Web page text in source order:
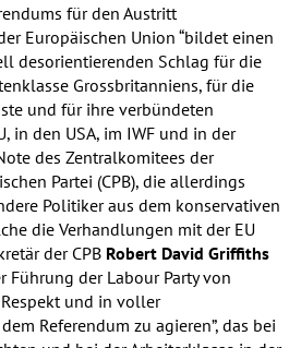
für den Austritt
Europäischen Union “bildet einen
desorientierenden Schlag für die
Grossbritanniens, für die
und für ihre verbündeten
in den USA, im IWFund in der
des Zentralkomitees der
Partei (CPB), die allerdings
Politiker aus dem konservativen
die Verhandlungen mit der EU
der CPB Robert David Griffiths
Führung der Labour Party von
Respekt und in voller
Referendum zu agieren”, das bei